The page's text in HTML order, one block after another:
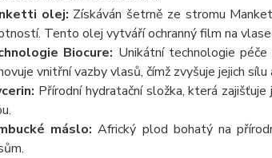
olej: Získáván šetrně ze stromu
Tento olej vytváří ochranný film na
Biocure: Unikátní technologie
vnitřní vazby vlasů, čímž zvyšuje jejich
Přírodní hydratační složka, která
máslo: Africký plod bohatý na